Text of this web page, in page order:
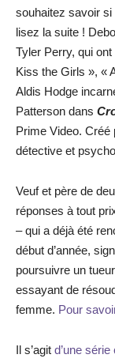
souhaitez savoir si
lisez la suite !
Tyler Perry, qui
Kiss the Girls », «
Aldis Hodge
Patterson dans
Prime Video. Créé
détective et
Veuf et père de
réponses à tout
– qui a déjà été
début d’année,
poursuivre un
essayant de
femme. Pour
Il s’agit d’une